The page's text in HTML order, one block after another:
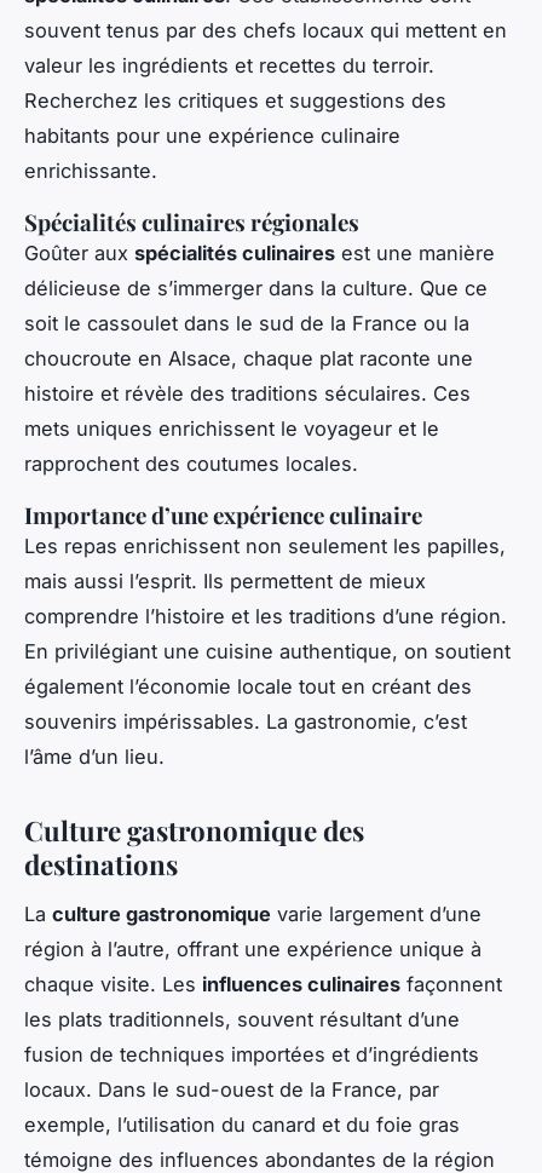
souvent tenus par des chefs locaux qui mettent en
valeur les ingrédients et recettes du terroir.
Recherchez les critiques et suggestions des
habitants pour une expérience culinaire
enrichissante.
Spécialités culinaires régionales
Goûter aux spécialités culinaires est une manière
délicieuse de s’immerger dans la culture. Que ce
soit le cassoulet dans le sud de la France ou la
choucroute en Alsace, chaque plat raconte une
histoire et révèle des traditions séculaires. Ces
mets uniques enrichissent le voyageur et le
rapprochent des coutumes locales.
Importance d’une expérience culinaire
Les repas enrichissent non seulement les papilles,
mais aussi l’esprit. Ils permettent de mieux
comprendre l’histoire et les traditions d’une région.
En privilégiant une cuisine authentique, on soutient
également l’économie locale tout en créant des
souvenirs impérissables. La gastronomie, c’est
l’âme d’un lieu.
Culture gastronomique des
destinations
La culture gastronomique varie largement d’une
région à l’autre, offrant une expérience unique à
chaque visite. Les influences culinaires façonnent
les plats traditionnels, souvent résultant d’une
fusion de techniques importées et d’ingrédients
locaux. Dans le sud-ouest de la France, par
exemple, l’utilisation du canard et du foie gras
témoigne des influences abondantes de la région